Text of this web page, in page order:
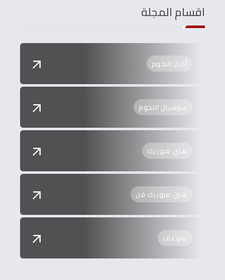
اقسام المجلة
أخبار النجوم
سوشيال النجوم
هاي ميوزيك
هاي ميوزيك فن
منوعات